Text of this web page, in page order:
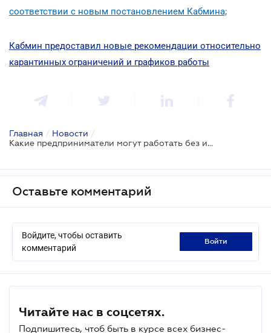
соответствии с новым постановлением Кабмина;
Кабмин предоставил новые рекомендации относительно
карантинных ограничений и графиков работы
Главная / Новости /
Какие предприниматели могут работать без использования книг учета доходов до 31 августа
Оставьте комментарий
Войдите, чтобы оставить
комментарий
войти
Читайте нас в соцсетях.
Подпишитесь, чтоб быть в курсе всех бизнес-